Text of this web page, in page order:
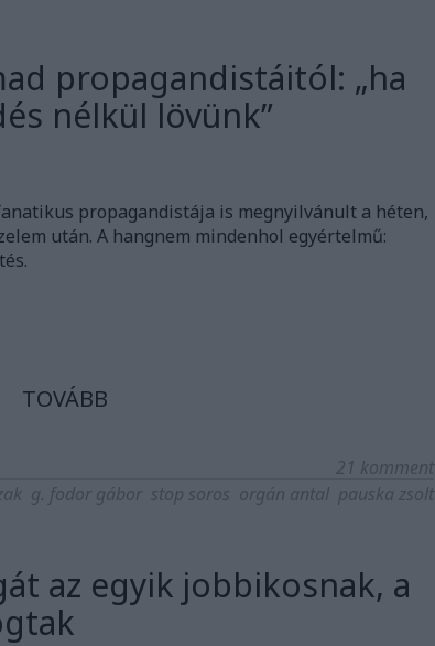
propagandistáitól: „ha
nélkül lövünk”
propagandistája is megnyilvánult a héten,
után. A hangnem mindenhol egyértelmű:
TOVÁBB
21 komment
g. fodor gábor stop soros orgán antal pauska zsolt
az egyik jobbikosnak, a